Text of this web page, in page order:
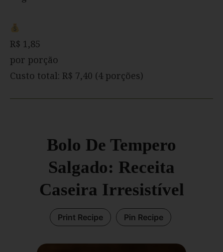
R$ 1,85
por porção
Custo total: R$ 7,40 (4 porções)
Bolo De Tempero
Salgado: Receita
Caseira Irresistível
Print Recipe Pin Recipe